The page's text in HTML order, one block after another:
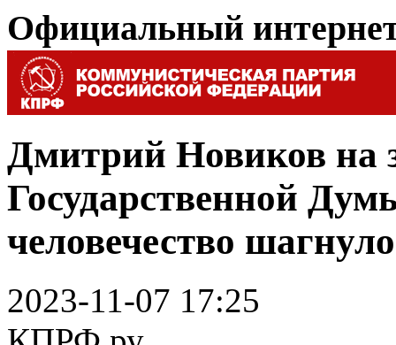
Официальный
Дмитрий Новиков на
Государственной
человечество
2023-11-07 17:25